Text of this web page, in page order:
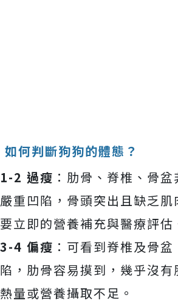
如何判斷狗狗的體態？
1-2 過瘦 ：肋骨、脊椎、骨
嚴重凹陷，骨頭突出且缺乏
要立即的營養補充與醫療評估
3-4 偏瘦 ：可看到脊椎及骨
陷，肋骨容易摸到，幾乎沒
熱量或營養攝取不足。